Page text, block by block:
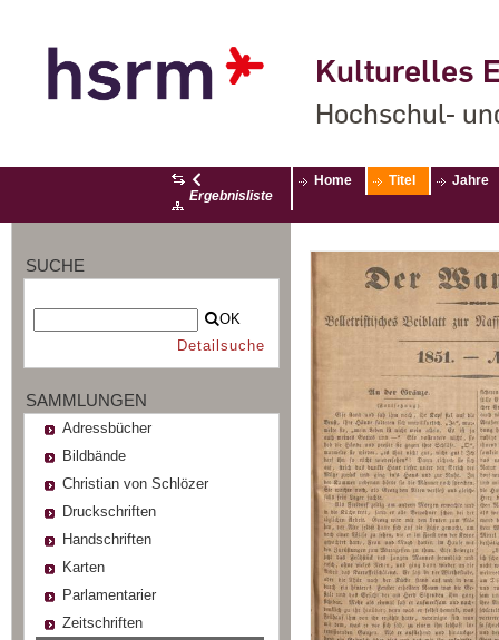
Kulturelles
Hochschul-
Ergebnisliste
Home Titel Jahre
SUCHE
OK
Detailsuche
SAMMLUNGEN
Adressbücher
Bildbände
Christian von Schlözer
Druckschriften
Handschriften
Karten
Parlamentarier
Zeitschriften